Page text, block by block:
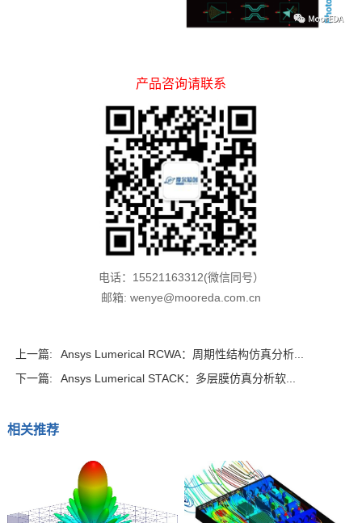
产品咨询请联系
电话：15521163312(微信同号）
邮箱: wenye@mooreda.com.cn
上一篇:
Ansys Lumerical RCWA：周期性结构仿真分析...
下一篇:
Ansys Lumerical STACK：多层膜仿真分析软...
相关推荐